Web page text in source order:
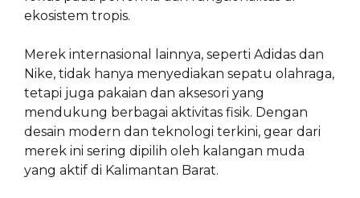
ekosistem tropis.
Merek internasional lainnya, seperti Adidas dan
Nike, tidak hanya menyediakan sepatu olahraga,
tetapi juga pakaian dan aksesori yang
mendukung berbagai aktivitas fisik. Dengan
desain modern dan teknologi terkini, gear dari
merek ini sering dipilih oleh kalangan muda
yang aktif di Kalimantan Barat.